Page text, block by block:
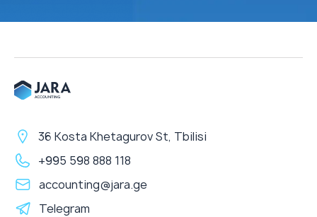
36 Kosta Khetagurov St, Tbilisi
+995 598 888 118
accounting@jara.ge
Telegram